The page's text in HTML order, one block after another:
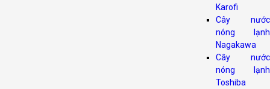
Karofi
Cây nước
nóng lạnh
Nagakawa
Cây nước
nóng lạnh
Toshiba